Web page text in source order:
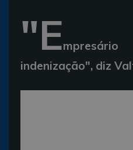
"E
indenização", diz